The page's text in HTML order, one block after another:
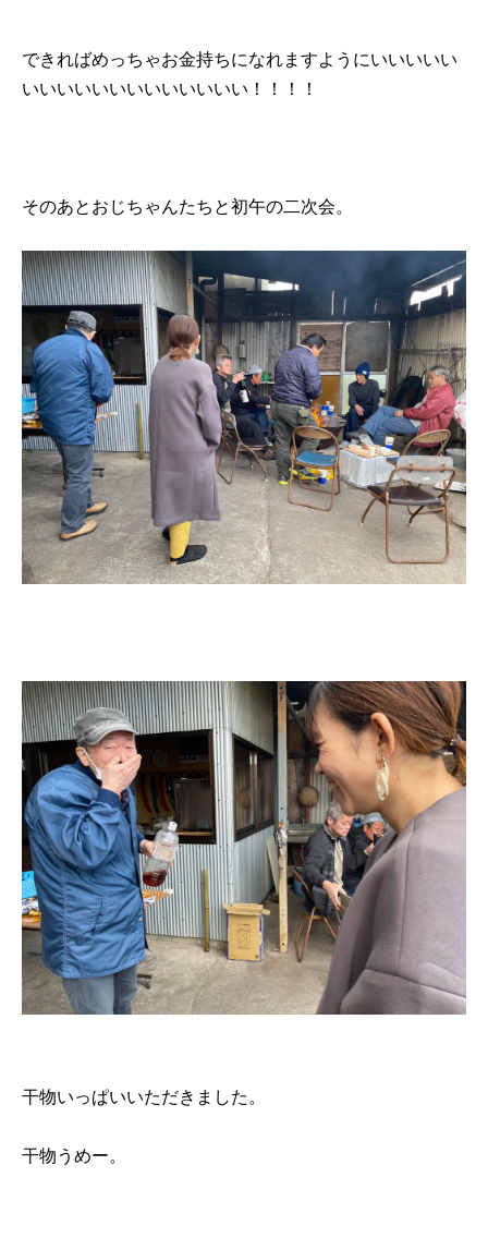
できればめっちゃお金持ちになれますようにいいいいい
いいいいいいいいいいいいい！！！！
そのあとおじちゃんたちと初午の二次会。
干物いっぱいいただきました。
干物うめー。